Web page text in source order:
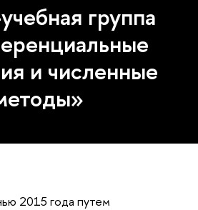
группа
и численные
2015 года путем